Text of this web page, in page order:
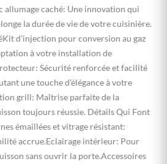
allumage caché: Une innovation qui
la durée de vie de votre cuisinière.
d'injection pour conversion au gaz
à votre installation de
Sécurité renforcée et facilité
une touche d'élégance à votre
grill: Maîtrise parfaite de la
toujours réussie. Détails Qui Font
émaillées et vitrage résistant:
accrue.Eclairage intérieur: Pour
sans ouvrir la porte.Accessoires